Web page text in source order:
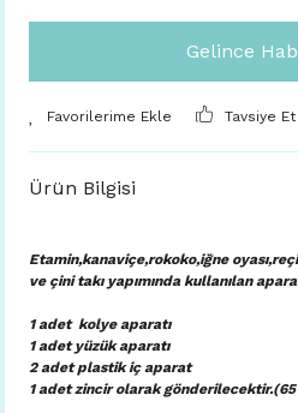
Gelince
Tavsiye Et
Ürün Bilgisi
Etamin,kanaviçe,rokoko,iğne
ve çini takı yapımında kullanılan
1 adet kolye aparatı
1 adet yüzük aparatı
2 adet plastik iç aparat
1 adet zincir olarak